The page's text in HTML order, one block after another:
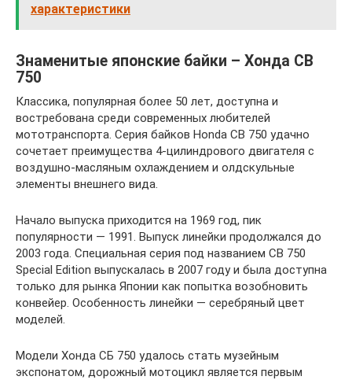
характеристики
Знаменитые японские байки – Хонда CB
750
Классика, популярная более 50 лет, доступна и
востребована среди современных любителей
мототранспорта. Серия байков Honda CB 750 удачно
сочетает преимущества 4-цилиндрового двигателя с
воздушно-масляным охлаждением и олдскульные
элементы внешнего вида.
Начало выпуска приходится на 1969 год, пик
популярности — 1991. Выпуск линейки продолжался до
2003 года. Специальная серия под названием CB 750
Special Edition выпускалась в 2007 году и была доступна
только для рынка Японии как попытка возобновить
конвейер. Особенность линейки — серебряный цвет
моделей.
Модели Хонда СБ 750 удалось стать музейным
экспонатом, дорожный мотоцикл является первым